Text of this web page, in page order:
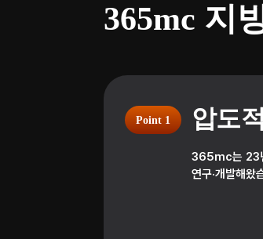
365mc 지
Point 1 압도
365mc는 23년
연구·개발해왔